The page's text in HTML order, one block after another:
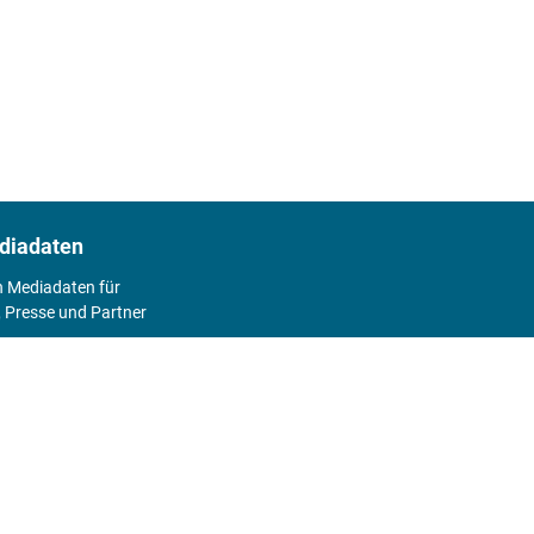
Mediadaten für
Presse und Partner